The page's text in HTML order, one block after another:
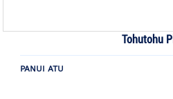
Tohutohu
PANUI ATU